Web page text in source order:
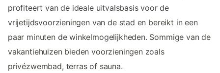
profiteert van de ideale uitvalsbasis voor de
vrijetijdsvoorzieningen van de stad en bereikt in een
paar minuten de winkelmogelijkheden. Sommige van de
vakantiehuizen bieden voorzieningen zoals
privézwembad, terras of sauna.